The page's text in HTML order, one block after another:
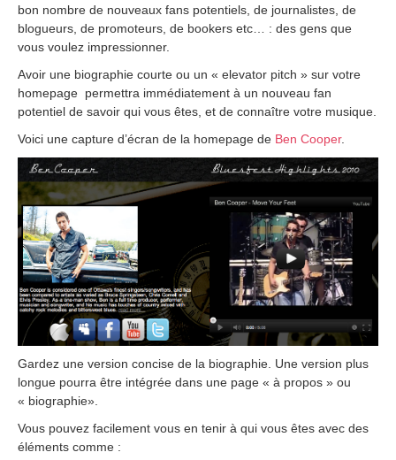
bon nombre de nouveaux fans potentiels, de journalistes, de
blogueurs, de promoteurs, de bookers etc… : des gens que
vous voulez impressionner.
Avoir une biographie courte ou un « elevator pitch » sur votre
homepage permettra immédiatement à un nouveau fan
potentiel de savoir qui vous êtes, et de connaître votre musique.
Voici une capture d’écran de la homepage de Ben Cooper.
Gardez une version concise de la biographie. Une version plus
longue pourra être intégrée dans une page « à propos » ou
« biographie».
Vous pouvez facilement vous en tenir à qui vous êtes avec des
éléments comme :